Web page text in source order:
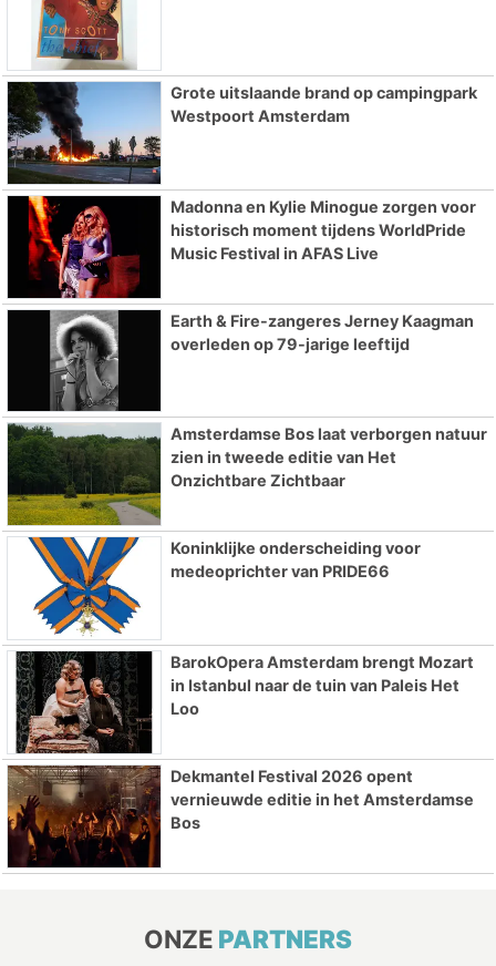
Grote uitslaande brand op campingpark
Westpoort Amsterdam
Madonna en Kylie Minogue zorgen voor
historisch moment tijdens WorldPride
Music Festival in AFAS Live
Earth & Fire-zangeres Jerney Kaagman
overleden op 79-jarige leeftijd
Amsterdamse Bos laat verborgen natuur
zien in tweede editie van Het
Onzichtbare Zichtbaar
Koninklijke onderscheiding voor
medeoprichter van PRIDE66
BarokOpera Amsterdam brengt Mozart
in Istanbul naar de tuin van Paleis Het
Loo
Dekmantel Festival 2026 opent
vernieuwde editie in het Amsterdamse
Bos
ONZE PARTNERS